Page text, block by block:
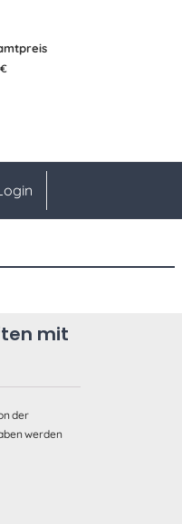
mit
der
werden